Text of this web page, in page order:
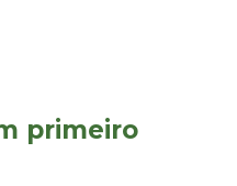
primeiro